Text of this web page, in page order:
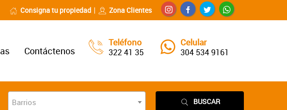
Consigna tu propiedad Zona Clientes
Teléfono
322 41 35
Celular
304 534 9161
Contáctenos
Barrios BUSCAR